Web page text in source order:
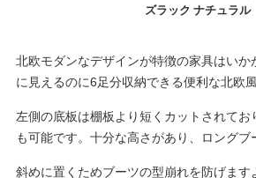
ズラック ナチュラル
北欧モダンなデザインが特徴の家具はいか
に見えるのに6足分収納できる便利な北欧風
左側の底板は棚板より短くカットされてお
も可能です。十分な高さがあり、ロングブ
斜めに置くためブーツの型崩れを防げます